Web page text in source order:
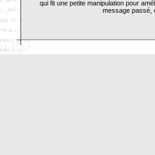
qui fit une petite manipulation pour
message passé,